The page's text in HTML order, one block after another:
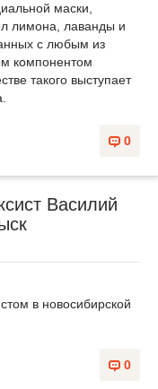
маски,
лимона, лаванды и
с любым из
компонентом
такого выступает
0
Василий
в новосибирской
0